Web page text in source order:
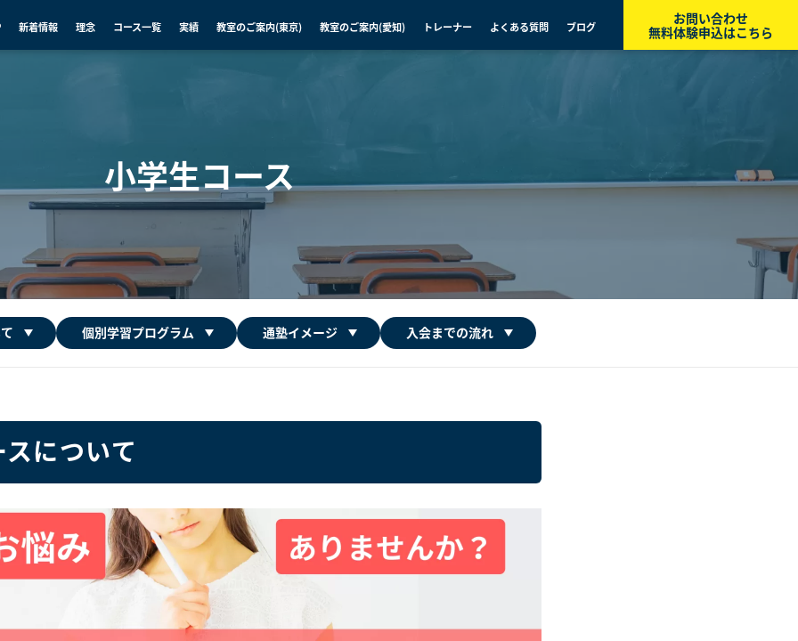
新着情報 理念 コース一覧 実績 教室のご案内(東京) 教室のご案内(愛知) トレーナー よくある質問 ブログ
お問い合わせ
無料体験申込はこちら
小学生コース
個別学習プログラム 通塾イメージ 入会までの流れ
について